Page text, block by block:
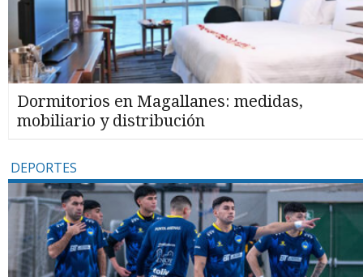
Dormitorios en Magallanes: medidas,
mobiliario y distribución
DEPORTES